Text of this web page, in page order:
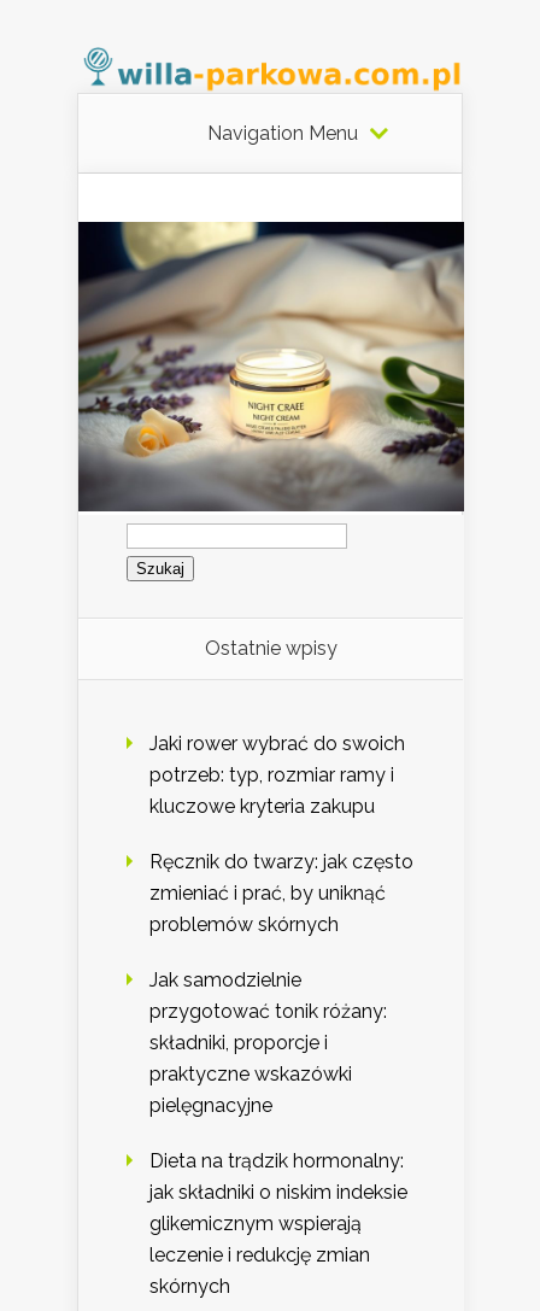
Navigation Menu
Szukaj:
Ostatnie wpisy
Jaki rower wybrać do swoich
potrzeb: typ, rozmiar ramy i
kluczowe kryteria zakupu
Ręcznik do twarzy: jak często
zmieniać i prać, by uniknąć
problemów skórnych
Jak samodzielnie
przygotować tonik różany:
składniki, proporcje i
praktyczne wskazówki
pielęgnacyjne
Dieta na trądzik hormonalny:
jak składniki o niskim indeksie
glikemicznym wspierają
leczenie i redukcję zmian
skórnych